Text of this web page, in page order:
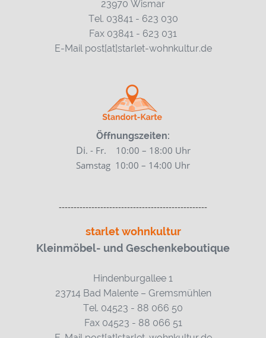
23970 Wismar
Tel. 03841 - 623 030
Fax 03841 - 623 031
E-Mail post[at]starlet-wohnkultur.de
Öffnungszeiten:
Di. - Fr. 10:00 – 18:00 Uhr
Samstag 10:00 – 14:00 Uhr
--------------------------------------------------
starlet wohnkultur
Kleinmöbel- und Geschenkeboutique
Hindenburgallee 1
23714 Bad Malente – Gremsmühlen
Tel. 04523 - 88 066 50
Fax 04523 - 88 066 51